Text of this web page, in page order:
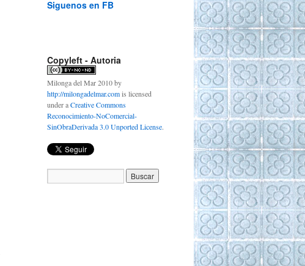
Siguenos en FB
Copyleft - Autoria
Milonga del Mar 2010by
http://milongadelmar.comis licensed
under aCreative Commons
Reconocimiento-NoComercial-
SinObraDerivada 3.0 Unported License.